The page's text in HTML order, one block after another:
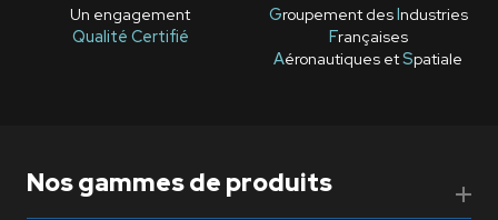
Un engagement
Qualité Certifié
Groupement desIndustries
Françaises
Aéronautiques etSpatiale
Nos gammes de produits